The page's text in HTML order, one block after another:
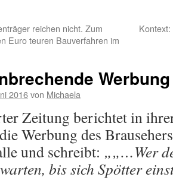
reichen nicht. Zum
Euro teuren Bauverfahren im
Werbung
2016von Michaela
Zeitung berichtet in
Werbung des
und schreibt: „„…Wer
bis sich Spötter